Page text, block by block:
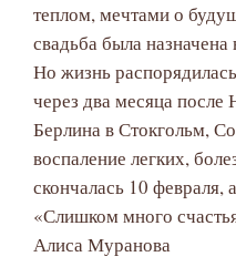
теплом, мечтами о
свадьба была
Но жизнь
через два месяца
Берлина в Стокгольм,
воспаление легких,
скончалась 10 февраля,
«Слишком много
Алиса Муранова